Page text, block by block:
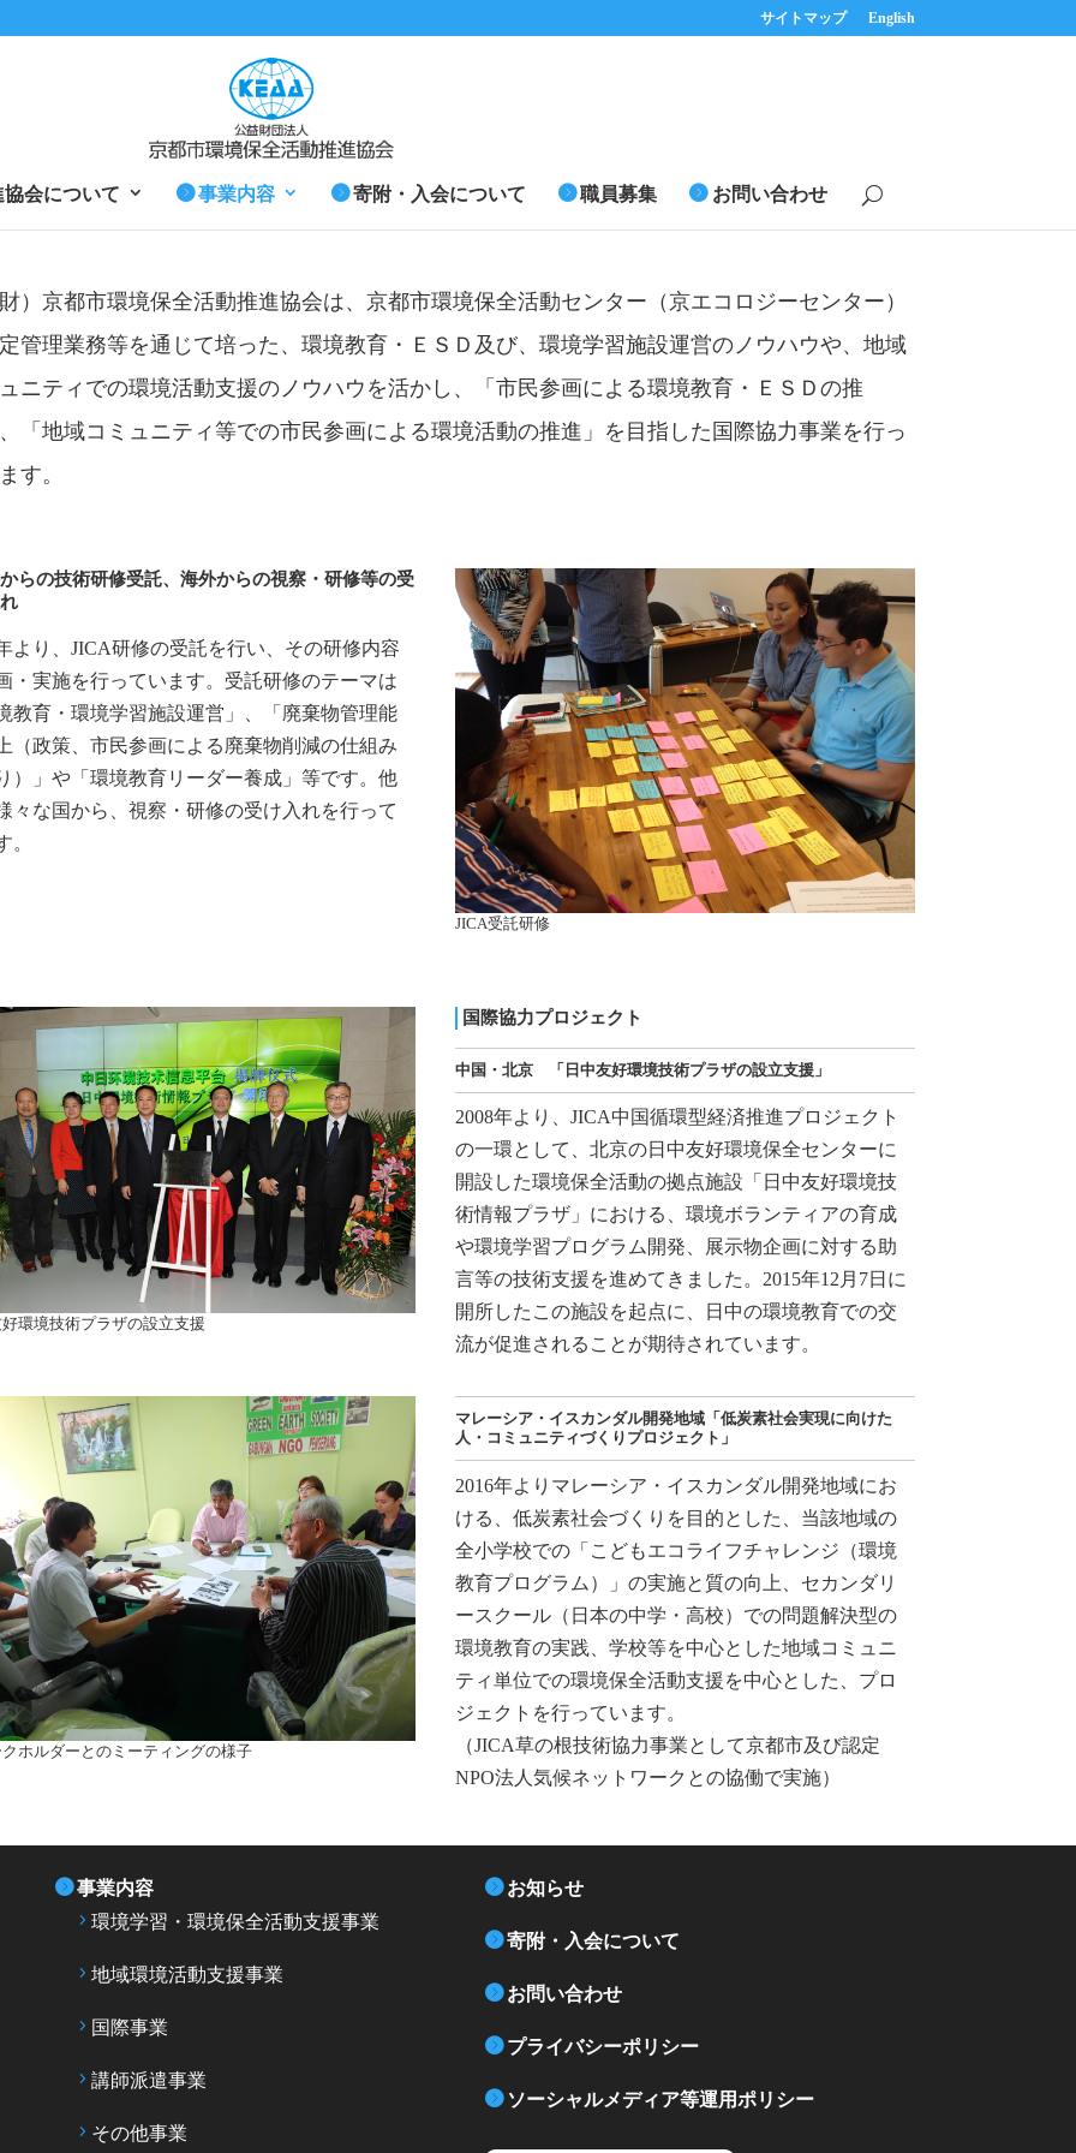
サイトマップ English
会について 事業内容 寄附・入会について 職員募集 お問い合わせ
）京都市環境保全活動推進協会は、京都市環境保全活動センター（京エコロジーセンター）
管理業務等を通じて培った、環境教育・ＥＳＤ及び、環境学習施設運営のノウハウや、地域
ニティでの環境活動支援のノウハウを活かし、「市民参画による環境教育・ＥＳＤの推
「地域コミュニティ等での市民参画による環境活動の推進」を目指した国際協力事業を行っ
す。
らの技術研修受託、海外からの視察・研修等の受
より、JICA研修の受託を行い、その研修内容
・実施を行っています。受託研修のテーマは
教育・環境学習施設運営」、「廃棄物管理能
（政策、市民参画による廃棄物削減の仕組み
）」や「環境教育リーダー養成」等です。他
々な国から、視察・研修の受け入れを行って
。
JICA受託研修
国際協力プロジェクト
中国・北京 「日中友好環境技術プラザの設立支援」
2008年より、JICA中国循環型経済推進プロジェクト
の一環として、北京の日中友好環境保全センターに
開設した環境保全活動の拠点施設「日中友好環境技
術情報プラザ」における、環境ボランティアの育成
や環境学習プログラム開発、展示物企画に対する助
言等の技術支援を進めてきました。2015年12月7日に
開所したこの施設を起点に、日中の環境教育での交
流が促進されることが期待されています。
環境技術プラザの設立支援
マレーシア・イスカンダル開発地域「低炭素社会実現に向けた
人・コミュニティづくりプロジェクト」
2016年よりマレーシア・イスカンダル開発地域にお
ける、低炭素社会づくりを目的とした、当該地域の
全小学校での「こどもエコライフチャレンジ（環境
教育プログラム）」の実施と質の向上、セカンダリ
ースクール（日本の中学・高校）での問題解決型の
環境教育の実践、学校等を中心とした地域コミュニ
ティ単位での環境保全活動支援を中心とした、プロ
ジェクトを行っています。
（JICA草の根技術協力事業として京都市及び認定
NPO法人気候ネットワークとの協働で実施）
ホルダーとのミーティングの様子
事業内容
環境学習・環境保全活動支援事業
地域環境活動支援事業
国際事業
講師派遣事業
その他事業
お知らせ
寄附・入会について
お問い合わせ
プライバシーポリシー
ソーシャルメディア等運用ポリシー